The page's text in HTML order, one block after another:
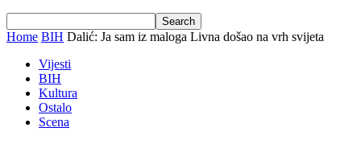
Home BIH Dalić: Ja sam iz maloga Livna došao na vrh svijeta
Vijesti
BIH
Kultura
Ostalo
Scena